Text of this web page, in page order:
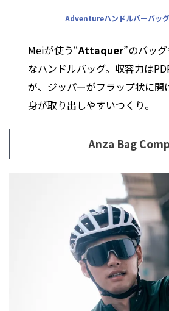
Adventureハンドルバーバッグ
Meiが使う“Attaquer”のバッ
なハンドルバッグ。収容力は
が、ジッパーがフラップ状に開
身が取り出しやすいつくり。
Anza Bag